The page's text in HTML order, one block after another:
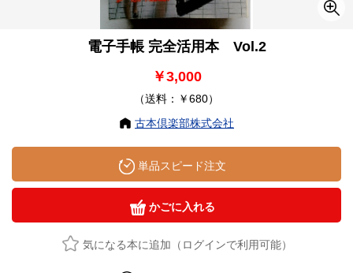
電子手帳 完全活用本 Vol.2
￥3,000
（送料：￥680）
古本倶楽部株式会社
単品スピード注文
かごに入れる
気になる本に追加（ログインで利用可能）